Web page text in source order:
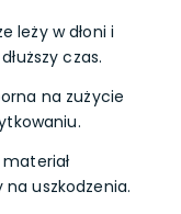
leży w dłoni i
czas.
na zużycie
uszkodzenia.